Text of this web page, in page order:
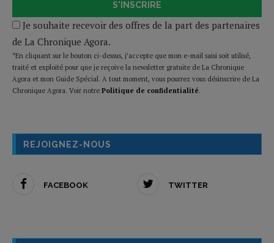
S'INSCRIRE
Je souhaite recevoir des offres de la part des partenaires
de La Chronique Agora.
*En cliquant sur le bouton ci-dessus, j’accepte que mon e-mail saisi soit utilisé,
traité et exploité pour que je reçoive la newsletter gratuite de La Chronique
Agora et mon Guide Spécial. A tout moment, vous pourrez vous désinscrire de La
Chronique Agora. Voir notre Politique de confidentialité.
REJOIGNEZ-NOUS
FACEBOOK TWITTER